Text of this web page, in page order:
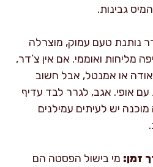
גבינות.
נותנת טעם עמוק, מוצרלה
מליחות ואוממי. אם אין צ’דר,
או אמנטל, אבל חשוב
אופי. אגב, לגרר לבד עדיף
יש לעיתים עמילנים
זמן: מי בישול הפסטה הם